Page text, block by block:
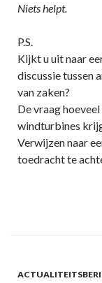
Niets helpt.
P.S.
Kijkt u uit naar
discussie tussen
van zaken?
De vraag
windturbines
Verwijzen naar
toedracht te